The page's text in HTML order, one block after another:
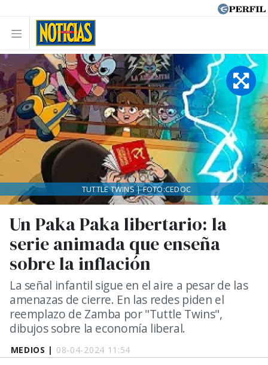
MEDIOS | 08-04-2024 11:54
Un Paka Paka libertario: la
serie animada que enseña
sobre la inflación
La señal infantil sigue en el aire a pesar de las
amenazas de cierre. En las redes piden el
reemplazo de Zamba por "Tuttle Twins",
dibujos sobre la economía liberal.
TUTTLE TWINS | FOTO:CEDOC